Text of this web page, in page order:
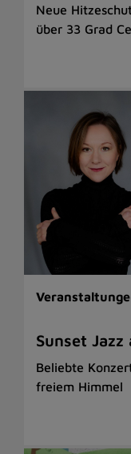
Neue
über 33 Grad
Sunset
Beliebte
freiem Himmel